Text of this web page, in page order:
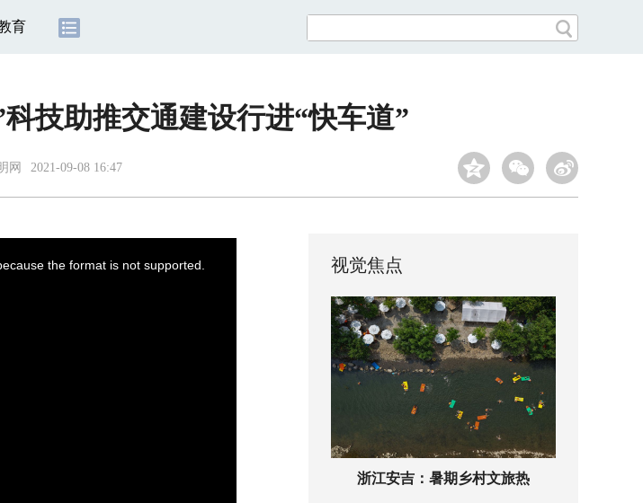
育
技助推交通建设行进“快车道”
网 2021-09-08 16:47
the format is not supported. 视觉焦点
浙江安吉：暑期乡村文旅热